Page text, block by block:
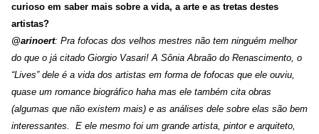
curioso em saber mais sobre a vida, a arte e as tretas destes
artistas?
@arinoert: Pra fofocas dos velhos mestres não tem ninguém melhor
do que o já citado Giorgio Vasari! A Sônia Abraão do Renascimento, o
“Lives” dele é a vida dos artistas em forma de fofocas que ele ouviu,
quase um romance biográfico haha mas ele também cita obras
(algumas que não existem mais) e as análises dele sobre elas são bem
interessantes. E ele mesmo foi um grande artista, pintor e arquiteto,